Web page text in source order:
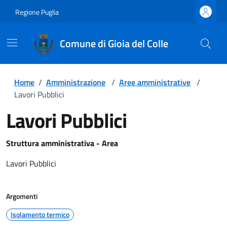
Regione Puglia
Comune di Gioia del Colle
Home / Amministrazione / Aree amministrative /
Lavori Pubblici
Lavori Pubblici
Struttura amministrativa - Area
Lavori Pubblici
Argomenti
Isolamento termico